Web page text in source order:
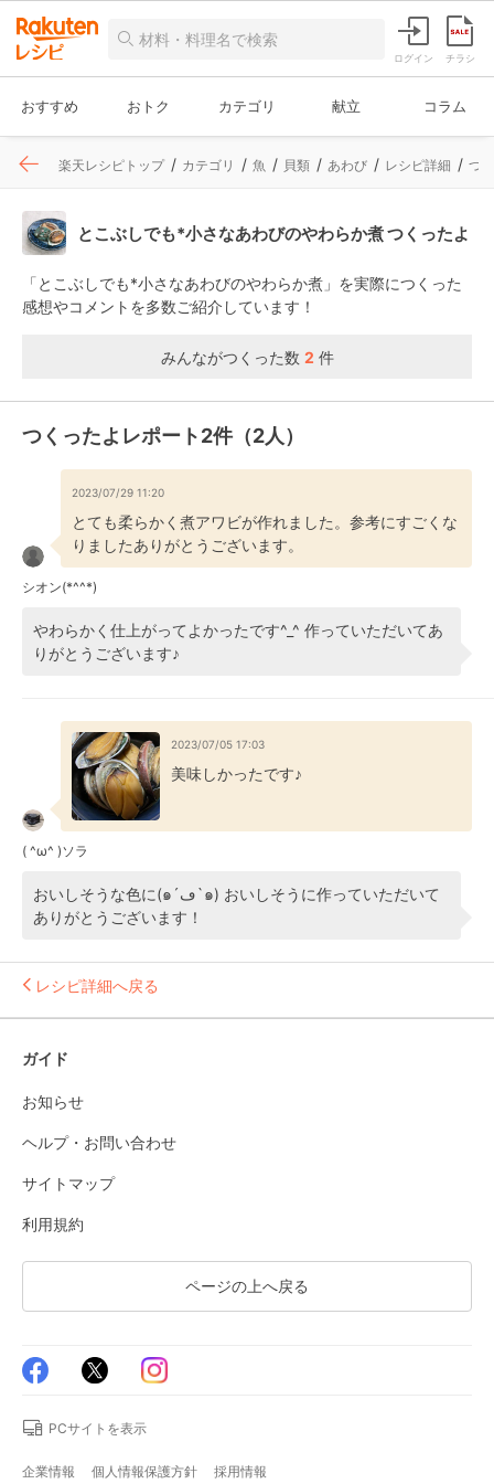
ログイン チラシ
おすすめ おトク カテゴリ 献立 コラム
楽天レシピトップ カテゴリ 魚 貝類 あわび レシピ詳細 つ
とこぶしでも*小さなあわびのやわらか煮 つくったよ
「とこぶしでも*小さなあわびのやわらか煮」を実際につくった
感想やコメントを多数ご紹介しています！
みんながつくった数 2 件
つくったよレポート2件（2人）
2023/07/29 11:20
とても柔らかく煮アワビが作れました。参考にすごくな
りましたありがとうございます。
シオン(*^^*)
やわらかく仕上がってよかったです^_^ 作っていただいてあ
りがとうございます♪
2023/07/05 17:03
美味しかったです♪
( ^ω^ )ソラ
おいしそうな色に(๑´ڡ`๑) おいしそうに作っていただいて
ありがとうございます！
レシピ詳細へ戻る
ガイド
お知らせ
ヘルプ・お問い合わせ
サイトマップ
利用規約
ページの上へ戻る
PCサイトを表示
企業情報 個人情報保護方針 採用情報